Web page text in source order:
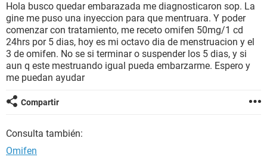
BIENESTAR
SEXUALIDAD
GLOSARIO
Hola busco quedar embarazada me diagnosticaron sop. La
gine me puso una inyeccion para que mentruara. Y poder
comenzar con tratamiento, me receto omifen 50mg/1 cd
24hrs por 5 dias, hoy es mi octavo dia de menstruacion y el
3 de omifen. No se si terminar o suspender los 5 dias, y si
aun q este mestruando igual pueda embarzarme. Espero y
me puedan ayudar
Compartir
Consulta también:
Omifen